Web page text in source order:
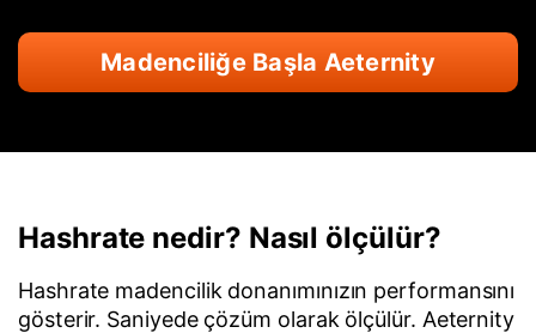
Madenciliğe Başla Aeternity
Hashrate nedir? Nasıl ölçülür?
Hashrate madencilik donanımınızın performansını
gösterir. Saniyede çözüm olarak ölçülür. Aeternity